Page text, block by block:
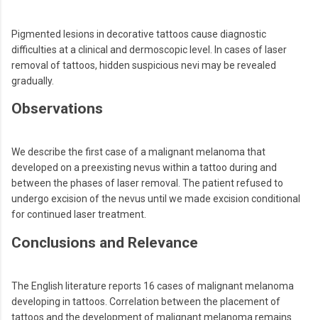
Pigmented lesions in decorative tattoos cause diagnostic
difficulties at a clinical and dermoscopic level. In cases of laser
removal of tattoos, hidden suspicious nevi may be revealed
gradually.
Observations
We describe the first case of a malignant melanoma that
developed on a preexisting nevus within a tattoo during and
between the phases of laser removal. The patient refused to
undergo excision of the nevus until we made excision conditional
for continued laser treatment.
Conclusions and Relevance
The English literature reports 16 cases of malignant melanoma
developing in tattoos. Correlation between the placement of
tattoos and the development of malignant melanoma remains